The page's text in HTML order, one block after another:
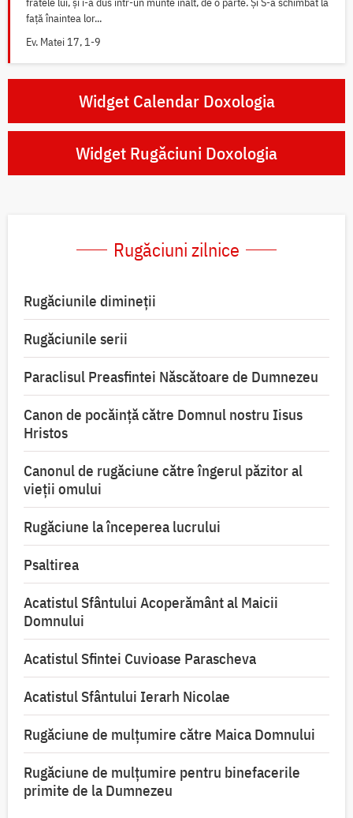
față înaintea lor...
Ev. Matei 17, 1-9
Widget Calendar Doxologia
Widget Rugăciuni Doxologia
Rugăciuni zilnice
Rugăciunile dimineții
Rugăciunile serii
Paraclisul Preasfintei Născătoare de Dumnezeu
Canon de pocăință către Domnul nostru Iisus
Hristos
Canonul de rugăciune către îngerul păzitor al
vieții omului
Rugăciune la începerea lucrului
Psaltirea
Acatistul Sfântului Acoperământ al Maicii
Domnului
Acatistul Sfintei Cuvioase Parascheva
Acatistul Sfântului Ierarh Nicolae
Rugăciune de mulţumire către Maica Domnului
Rugăciune de mulțumire pentru binefacerile
primite de la Dumnezeu